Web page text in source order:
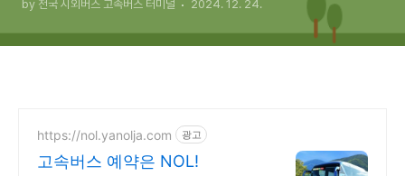
by 전국 시외버스 고속버스 터미널 2024. 12. 24.
https://nol.yanolja.com 광고
고속버스 예약은 NOL!